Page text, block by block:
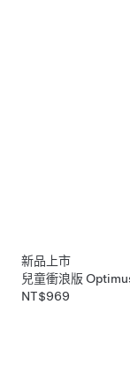
新品上市
兒童衝浪版
NT$969